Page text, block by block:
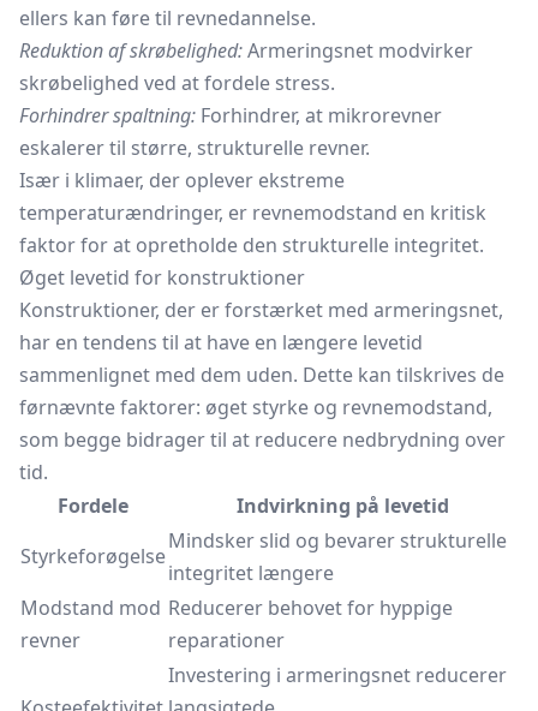
ellers kan føre til revnedannelse.
Reduktion af skrøbelighed:Armeringsnet modvirker
skrøbelighed ved at fordele stress.
Forhindrer spaltning: Forhindrer, at mikrorevner
eskalerer til større, strukturelle revner.
Især i klimaer, der oplever ekstreme
temperaturændringer, er revnemodstand en kritisk
faktor for at opretholde den strukturelle integritet.
Øget levetid for konstruktioner
Konstruktioner, der er forstærket med armeringsnet,
har en tendens til at have en længere levetid
sammenlignet med dem uden. Dette kan tilskrives de
førnævnte faktorer: øget styrke og revnemodstand,
som begge bidrager til at reducere nedbrydning over
tid.
Fordele
Indvirkning på levetid
Styrkeforøgelse
Mindsker slid og bevarer strukturelle
integritet længere
Modstand mod
revner
Reducerer behovet for hyppige
reparationer
Investering i armeringsnet reducerer